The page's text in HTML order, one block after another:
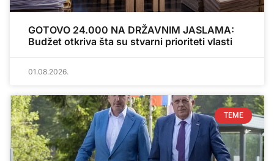
GOTOVO 24.000 NA DRŽAVNIM JASLAMA:
Budžet otkriva šta su stvarni prioriteti vlasti
01.08.2026.
TEME